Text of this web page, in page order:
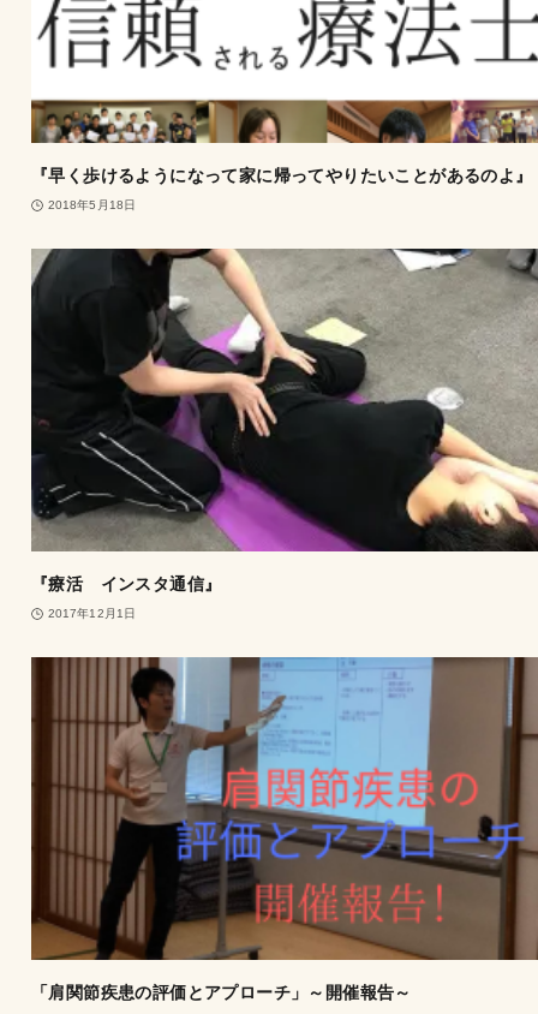
『早く歩けるようになって家に帰ってやりたいことがあるのよ』
2018年5月18日
『療活 インスタ通信』
2017年12月1日
「肩関節疾患の評価とアプローチ」～開催報告～